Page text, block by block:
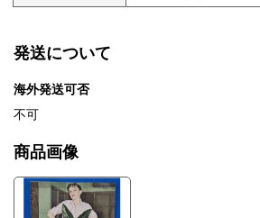
発送について
海外発送可否
不可
商品画像